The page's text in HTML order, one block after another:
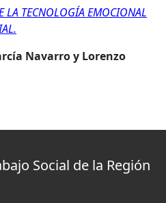
LA TECNOLOGÍA EMOCIONAL
Navarro y Lorenzo
Social de la Región